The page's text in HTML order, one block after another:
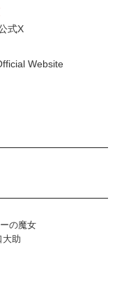
式X
Website
の魔女
大助